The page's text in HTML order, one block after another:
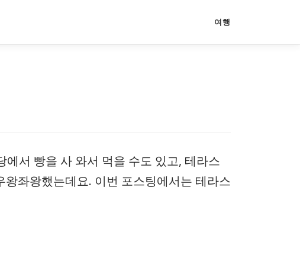
여행
서 빵을 사 와서 먹을 수도 있고, 테라스
좌왕했는데요. 이번 포스팅에서는 테라스